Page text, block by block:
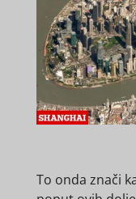
To onda znači